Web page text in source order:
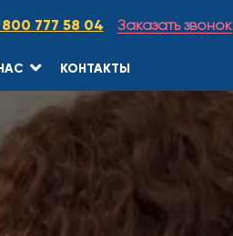
КОНТАКТЫ
800 777 58 04 Заказать звонок